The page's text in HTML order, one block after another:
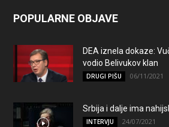
POPULARNE OBJAVE
DEA iznela dokaze:
vodio Belivukov klan
DRUGI PIŠU 06/11/2021
Srbija i dalje ima
INTERVJU 24/07/2021